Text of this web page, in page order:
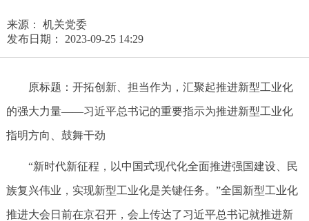
来源： 机关党委
发布日期： 2023-09-25 14:29
原标题：开拓创新、担当作为，汇聚起推进新型工业化
的强大力量——习近平总书记的重要指示为推进新型工业化
指明方向、鼓舞干劲
“新时代新征程，以中国式现代化全面推进强国建设、民
族复兴伟业，实现新型工业化是关键任务。”全国新型工业化
推进大会日前在京召开，会上传达了习近平总书记就推进新